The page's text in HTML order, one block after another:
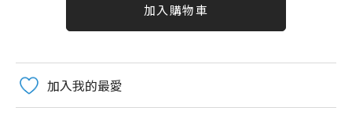
加入購物車
加入我的最愛